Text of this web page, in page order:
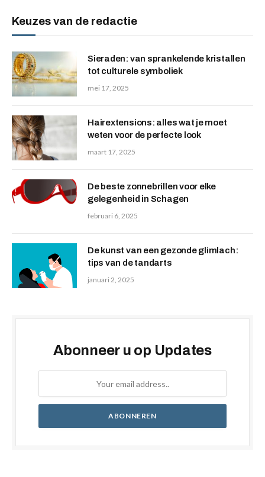
Keuzes van de redactie
Sieraden: van sprankelende kristallen
tot culturele symboliek
mei 17, 2025
Hairextensions: alles wat je moet
weten voor de perfecte look
maart 17, 2025
De beste zonnebrillen voor elke
gelegenheid in Schagen
februari 6, 2025
De kunst van een gezonde glimlach:
tips van de tandarts
januari 2, 2025
Abonneer u op Updates